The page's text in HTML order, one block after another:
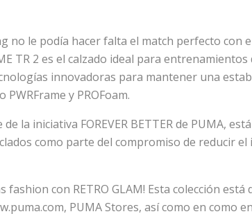
no le podía hacer falta el match perfecto con
TR 2 es el calzado ideal para
innovadoras para mantener una
y PROFoam.
la iniciativa FOREVER BETTER de PUMA,
como parte del compromiso de reducir
fashion con RETRO GLAM! Esta colección
PUMA Stores, así como en como